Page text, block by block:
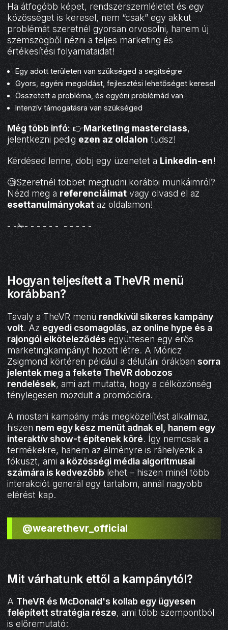
Ha átfogóbb képet, rendszerszemléletet és egy
közösséget is keresel, nem “csak” egy akkut
problémát szeretnél gyorsan orvosolni, hanem új
szemszögből nézni a teljes marketing és
értékesítési folyamataidat!
Egy adott területen van szükséged a segítségre
Gyors, egyéni megoldást, fejlesztési lehetőséget keresel
Összetett a probléma, és egyéni problémád van
Intenzív támogatásra van szükséged
Még több infó: 👉Marketing masterclass,
jelentkezni pedig ezen az oldalon tudsz!
Kérdésed lenne, dobj egy üzenetet a Linkedin-en!
🧐Szeretnél többet megtudni korábbi munkáimról?
Nézd meg a referenciáimat vagy olvasd el az
esettanulmányokat az oldalamon!
- -✁- - - - - - - - - - -
Hogyan teljesített a TheVR menü
korábban?
Tavaly a TheVR menü rendkívül sikeres kampány
volt. Az egyedi csomagolás, az online hype és a
rajongói elköteleződés együttesen egy erős
marketingkampányt hozott létre. A Móricz
Zsigmond körtéren például a délutáni órákbansorra
jelentek meg a fekete TheVR dobozos
rendelések, ami azt mutatta, hogy a célközönség
ténylegesen mozdult a promócióra.
A mostani kampány más megközelítést alkalmaz,
hiszen nem egy kész menüt adnak el, hanem egy
interaktív show-t építenek köré. Így nemcsak a
termékekre, hanem az élményre is ráhelyezik a
fókuszt, ami a közösségi média algoritmusai
számára is kedvezőbb lehet – hiszen minél több
interakciót generál egy tartalom, annál nagyobb
elérést kap.
@wearethevr_official
Mit várhatunk ettől a kampánytól?
A TheVR és McDonald's kollab egy ügyesen
felépített stratégia része, ami több szempontból
is előremutató: